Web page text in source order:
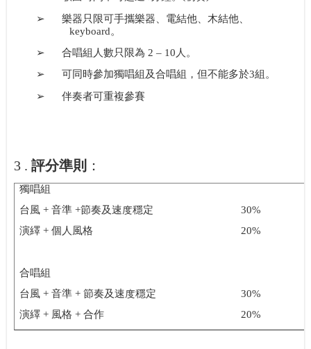
➢
樂器只限可手攜樂器、電結他、木結他、
keyboard。
➢ 合唱組人數只限為 2 – 10 人。
➢ 可同時參加獨唱組及合唱組，但不能多於3組。
➢ 伴奏者可重複參賽
3 . 評分準則 ：
獨唱組
台風 +音準 +節奏及速度穩定
30%
演繹 +個人風格 20%
合唱組
台風 +音準 +節奏及速度穩定
30%
演繹 + 風格 +合作 20%